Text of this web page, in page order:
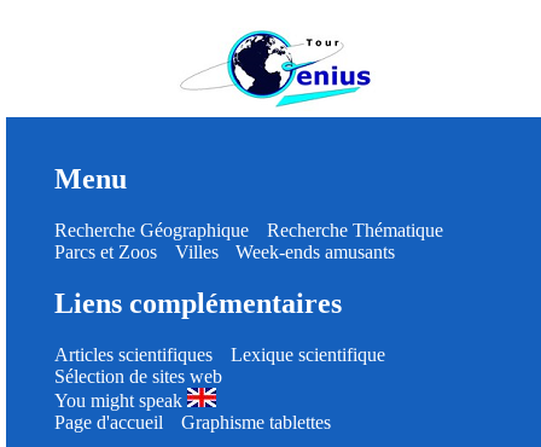
Menu
Recherche Géographique
Recherche Thématique
Parcs et Zoos
Villes Week-ends amusants
Liens complémentaires
Articles scientifiques
Lexique scientifique
Sélection de sites web
You might speak
Page d'accueil
Graphisme tablettes